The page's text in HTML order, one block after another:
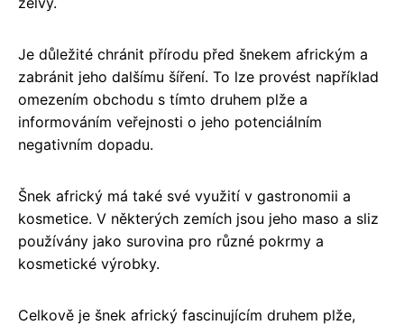
Je důležité chránit přírodu před šnekem africkým a
zabránit jeho dalšímu šíření. To lze provést například
omezením obchodu s tímto druhem plže a
informováním veřejnosti o jeho potenciálním
negativním dopadu.
Šnek africký má také své využití v gastronomii a
kosmetice. V některých zemích jsou jeho maso a sliz
používány jako surovina pro různé pokrmy a
kosmetické výrobky.
Celkově je šnek africký fascinujícím druhem plže,